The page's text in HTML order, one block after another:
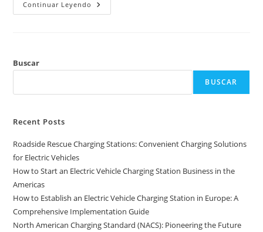
Continuar Leyendo
Buscar
BUSCAR
Recent Posts
Roadside Rescue Charging Stations: Convenient Charging Solutions
for Electric Vehicles
How to Start an Electric Vehicle Charging Station Business in the
Americas
How to Establish an Electric Vehicle Charging Station in Europe: A
Comprehensive Implementation Guide
North American Charging Standard (NACS): Pioneering the Future